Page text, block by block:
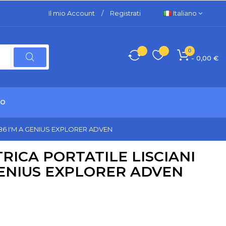
Il mio Account / Registrati Italiano
0
- 0,00 €
I'M A GENIUS EXPLORER ADVEN
PORTATILE LISCIANI
EXPLORER ADVEN